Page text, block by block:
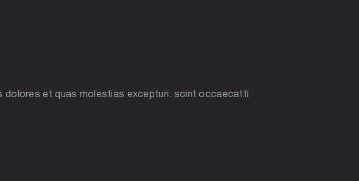
dolores et quas molestias excepturi. scint occaecatti